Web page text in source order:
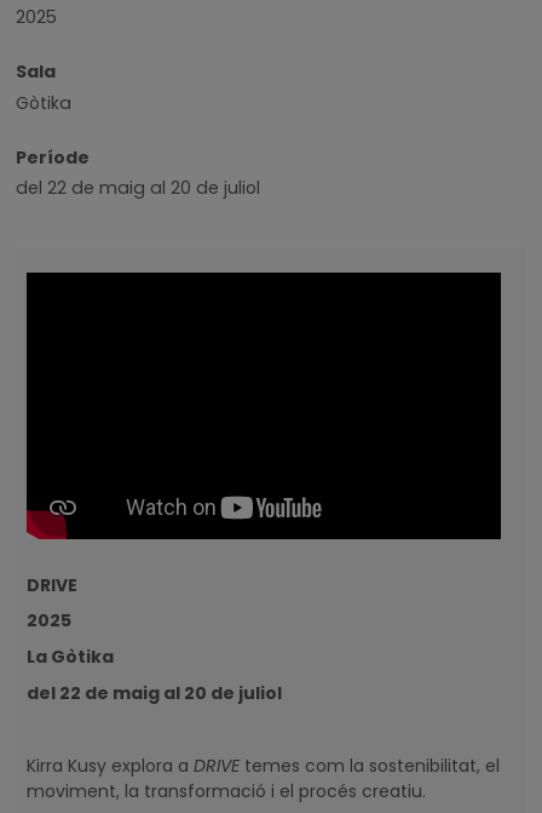
2025
Sala
Gòtika
Període
del 22 de maig al 20 de juliol
DRIVE
2025
La Gòtika
del 22 de maig al 20 de juliol
Kirra Kusy explora a DRIVEtemes com la sostenibilitat, el
moviment, la transformació i el procés creatiu.